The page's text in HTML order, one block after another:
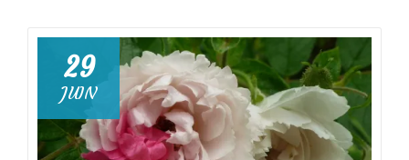
est
plus
qu’une
autre
29
JUIN